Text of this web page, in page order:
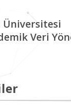
Üniversitesi
Veri